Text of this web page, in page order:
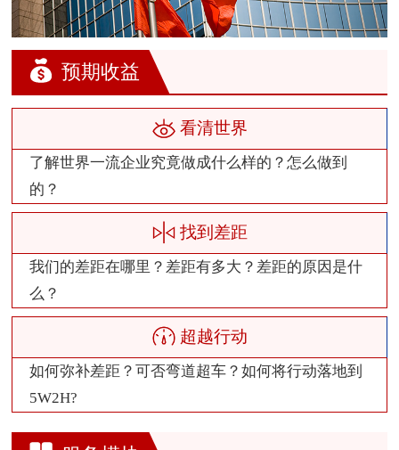
预期收益
看清世界
了解世界一流企业究竟做成什么样的？怎么做到
的？
找到差距
我们的差距在哪里？差距有多大？差距的原因是什
么？
超越行动
如何弥补差距？可否弯道超车？如何将行动落地到
5W2H?